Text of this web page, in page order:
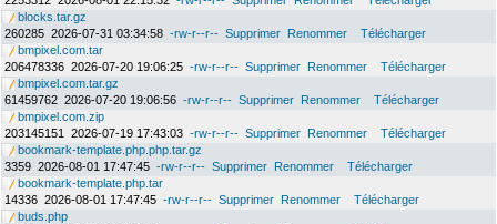
blocks.tar.gz
260285 2026-07-31 03:34:58 -rw-r--r-- Supprimer Renommer
Télécharger
bmpixel.com.tar
206478336 2026-07-20 19:06:25 -rw-r--r-- Supprimer Renommer
Télécharger
bmpixel.com.tar.gz
61459762 2026-07-20 19:06:56 -rw-r--r-- Supprimer Renommer
Télécharger
bmpixel.com.zip
203145151
2026-07-19 17:43:03 -rw-r--r-- Supprimer Renommer
Télécharger
bookmark-template.php.php.tar.gz
3359 2026-08-01 17:47:45 -rw-r--r-- Supprimer Renommer
Télécharger
bookmark-template.php.tar
14336 2026-08-01 17:47:45 -rw-r--r-- Supprimer Renommer
Télécharger
buds.php